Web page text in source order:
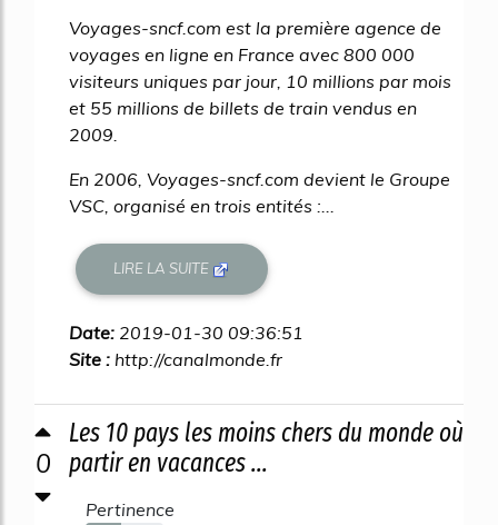
Voyages-sncf.com est la première agence de
voyages en ligne en France avec 800 000
visiteurs uniques par jour, 10 millions par mois
et 55 millions de billets de train vendus en
2009.
En 2006, Voyages-sncf.com devient le Groupe
VSC, organisé en trois entités :...
LIRE LA SUITE
Date: 2019-01-30 09:36:51
Site : http://canalmonde.fr
0
Les 10 pays les moins chers du monde où
partir en vacances ...
Pertinence